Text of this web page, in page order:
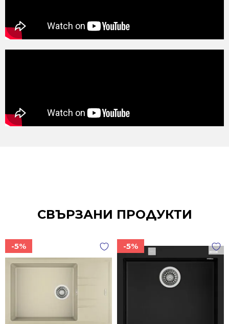
СВЪРЗАНИ ПРОДУКТИ
-5% -5%